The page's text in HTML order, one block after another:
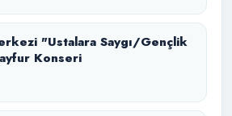
"Ustalara Saygı/Gençlik
Konseri